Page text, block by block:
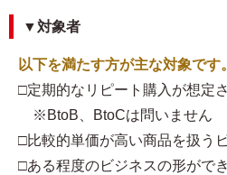
▼対象者
以下を満たす方が主な対象です。
□定期的なリピート購入が想定
※BtoB、BtoCは問いません
□比較的単価が高い商品を扱う
□ある程度のビジネスの形がで